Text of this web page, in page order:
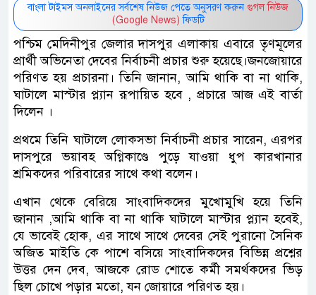
বাংলা টাইমস অনলাইনের সর্বশেষ নিউজ পেতে অনুসরণ করুন গুগল নিউজ
(Google News) ফিডটি
পশ্চিম মেদিনীপুর জেলার দাসপুর এলাকায় এবারে তৃণমূলের
প্রার্থী অভিনেতা দেবের নির্বাচনী প্রচার শুরু হয়েছে।জনজোয়ারে
পরিণত হয় প্রচারনা। তিনি জানান, আমি থাকি বা না থাকি,
ঘাটালে মাস্টার প্ল্যান রূপায়িত হবে , প্রচারে আজ এই বার্তা
দিলেন ।
প্রথমে তিনি ঘাটালে লোকসভা নির্বাচনী প্রচার সারেন, এরপর
দাসপুরে ভয়াবহ অগ্নিকাণ্ডে পুড়ে যাওয়া ধুপ কারখানার
শ্রমিকদের পরিবারের সাথে কথা বলেন।
এখান থেকে বেরিয়ে সাংবাদিকদের মুখোমুখি হয়ে তিনি
জানান ,আমি থাকি বা না থাকি ঘাটালে মাস্টার প্ল্যান হবেই,
যে ভাবেই হোক, এর সাথে সাথে দেবের সেই পুরানো সৈনিক
অজিত মাইতি কে পাশে বসিয়ে সাংবাদিকদের বিভিন্ন প্রশ্নের
উত্তর দেন দেব, আজকে রোড শোতে কর্মী সমর্থকদের ভিড়
ছিল চোখে পড়ার মতো, যন জোয়ারে পরিণত হয়।